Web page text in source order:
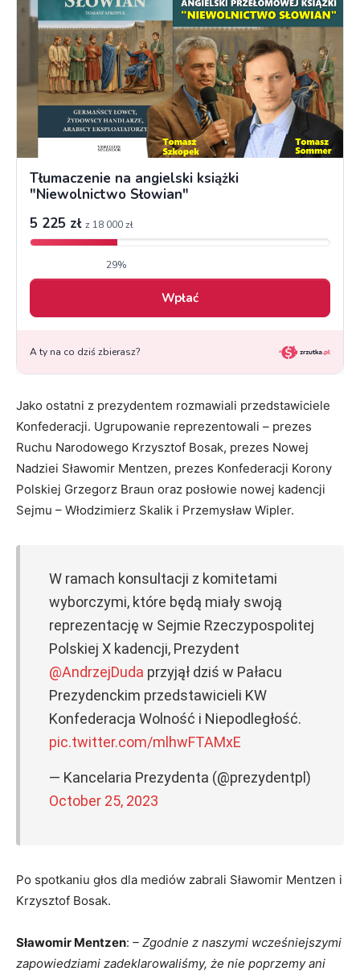
Jako ostatni z prezydentem rozmawiali przedstawiciele
Konfederacji. Ugrupowanie reprezentowali – prezes
Ruchu Narodowego Krzysztof Bosak, prezes Nowej
Nadziei Sławomir Mentzen, prezes Konfederacji Korony
Polskiej Grzegorz Braun oraz posłowie nowej kadencji
Sejmu – Włodzimierz Skalik i Przemysław Wipler.
W ramach konsultacji z komitetami
wyborczymi, które będą miały swoją
reprezentację w Sejmie Rzeczypospolitej
Polskiej X kadencji, Prezydent
@AndrzejDuda przyjął dziś w Pałacu
Prezydenckim przedstawicieli KW
Konfederacja Wolność i Niepodległość.
pic.twitter.com/mlhwFTAMxE
— Kancelaria Prezydenta (@prezydentpl)
October 25, 2023
Po spotkaniu głos dla mediów zabrali Sławomir Mentzen i
Krzysztof Bosak.
Sławomir Mentzen: – Zgodnie z naszymi wcześniejszymi
zapowiedziami zadeklarowaliśmy, że nie poprzemy ani